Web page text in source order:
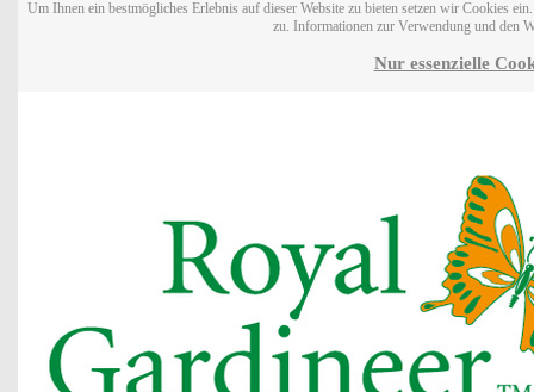
Um Ihnen ein bestmögliches Erlebnis auf dieser Website zu bieten setzen wir Cookies
zu. Informationen zur Verwendung und den
Nur essenzielle